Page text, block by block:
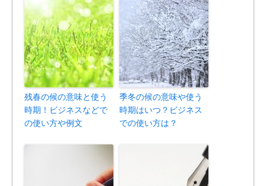
残春の候の意味と使う
時期！ビジネスなどで
の使い方や例文
季冬の候の意味や使う
時期はいつ？ビジネス
での使い方は？